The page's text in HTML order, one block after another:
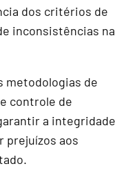
dos critérios de
inconsistências na
metodologias de
controle de
a integridade
prejuízos aos